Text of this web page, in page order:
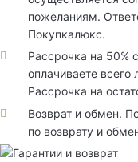
пожеланиям.
Покупкалюкс.
Рассрочка на 50%
оплачиваете всего
Рассрочка на
Возврат и обмен.
по возврату и